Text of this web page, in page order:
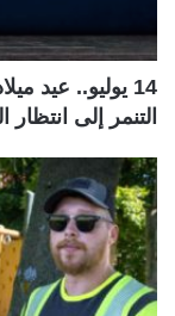
14 يوليو.. عيد
التنمر إلى